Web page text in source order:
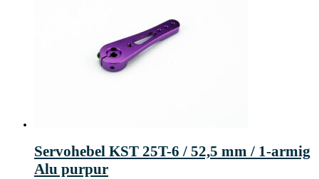
Servohebel KST 25T-6 / 52,5 mm / 1-armig
Alu purpur